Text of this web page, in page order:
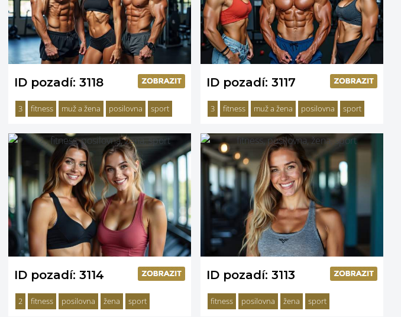
ID pozadí: 3118
3 fitness muž a žena posilovna sport
ID pozadí: 3117
3 fitness muž a žena posilovna sport
ID pozadí: 3114
2 fitness posilovna žena sport
ID pozadí: 3113
fitness posilovna žena sport